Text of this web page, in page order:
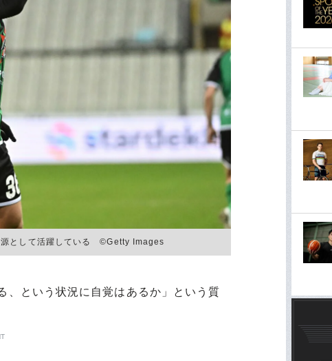
源として活躍している ©Getty Images
という状況に自覚はあるか」という質